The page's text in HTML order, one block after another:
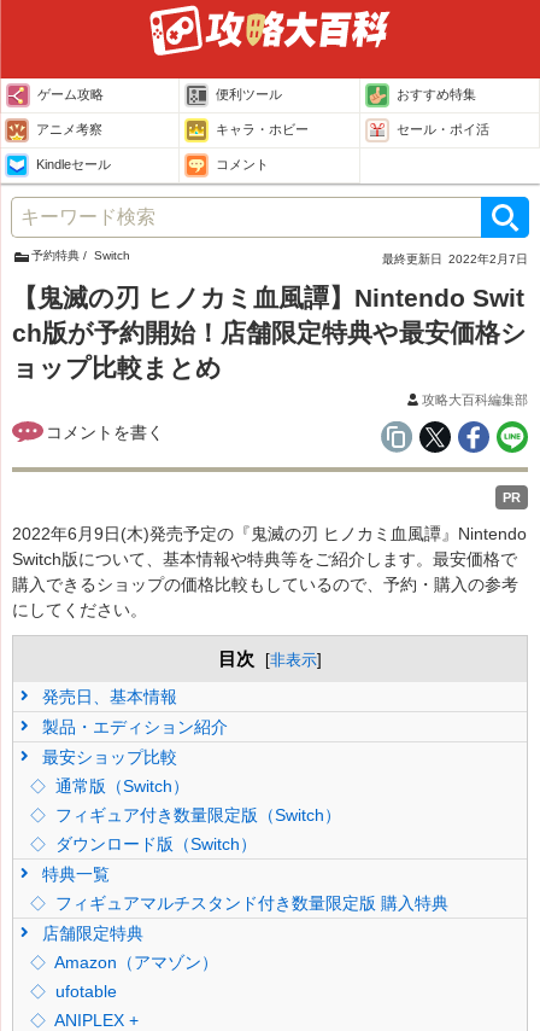
ゲーム攻略 便利ツール おすすめ特集
アニメ考察 キャラ・ホビー セール・ポイ活
Kindleセール コメント
予約特典 Switch 最終更新日 2022年2月7日
【鬼滅の刃 ヒノカミ血風譚】Nintendo Swit
ch版が予約開始！店舗限定特典や最安価格シ
ョップ比較まとめ
攻略大百科編集部
PR
2022年6月9日(木)発売予定の『鬼滅の刃 ヒノカミ血風譚』Nintendo
Switch版について、基本情報や特典等をご紹介します。最安価格で
購入できるショップの価格比較もしているので、予約・購入の参考
にしてください。
目次 [非表示]
発売日、基本情報
製品・エディション紹介
最安ショップ比較
通常版（Switch）
フィギュア付き数量限定版（Switch）
ダウンロード版（Switch）
特典一覧
フィギュアマルチスタンド付き数量限定版 購入特典
店舗限定特典
Amazon（アマゾン）
ufotable
ANIPLEX +